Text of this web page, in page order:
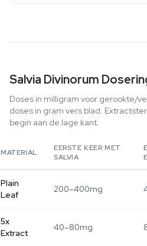
Salvia Divinorum
Doses in milligram voor gerookte/
doses in gram vers blad.
begin aan de lage kant.
MATERIAL
EERSTE KEER MET
SALVIA
Plain
Leaf
200–400mg
5x
Extract
40–80mg